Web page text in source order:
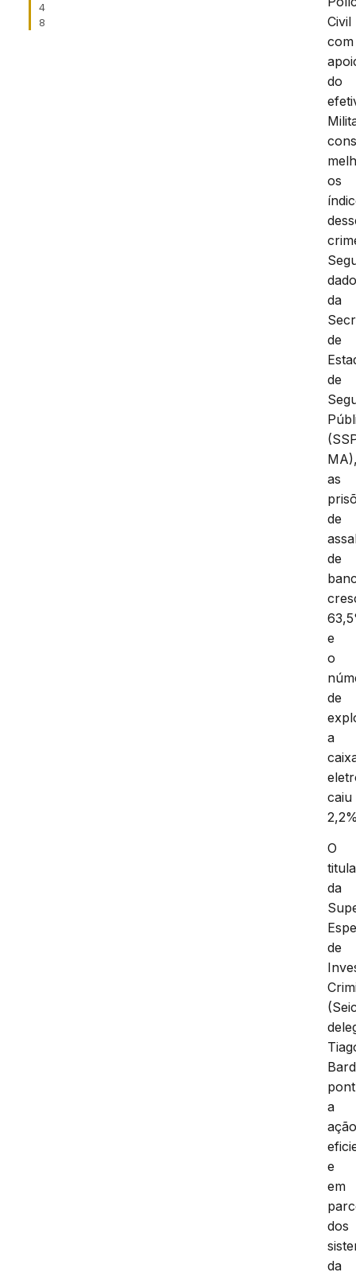
4
8
Civil
com
do
os
da
de
de
as
de
de
e
o
de
a
caiu
O
da
de
a
e
em
dos
da